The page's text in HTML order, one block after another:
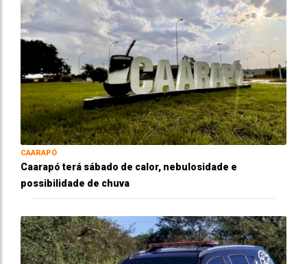
CAARAPÓ
Caarapó terá sábado de calor, nebulosidade e
possibilidade de chuva